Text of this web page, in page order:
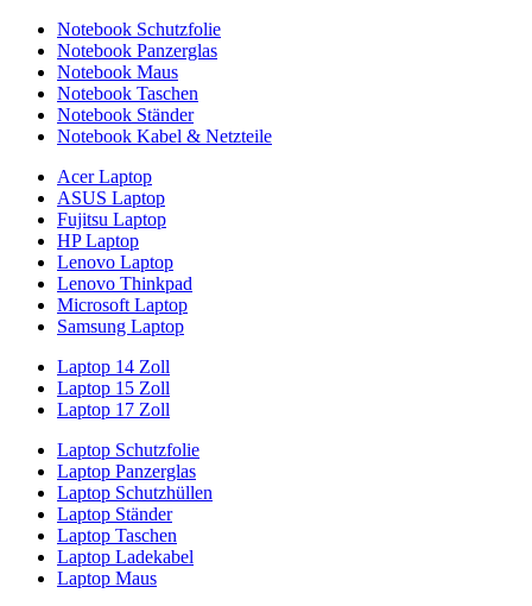
Notebook Schutzfolie
Notebook Panzerglas
Notebook Maus
Notebook Taschen
Notebook Ständer
Notebook Kabel & Netzteile
Acer Laptop
ASUS Laptop
Fujitsu Laptop
HP Laptop
Lenovo Laptop
Lenovo Thinkpad
Microsoft Laptop
Samsung Laptop
Laptop 14 Zoll
Laptop 15 Zoll
Laptop 17 Zoll
Laptop Schutzfolie
Laptop Panzerglas
Laptop Schutzhüllen
Laptop Ständer
Laptop Taschen
Laptop Ladekabel
Laptop Maus